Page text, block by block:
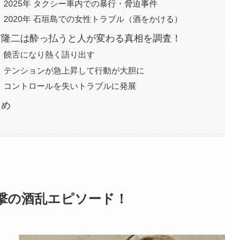
2025年 タクシー車内での暴行・脅迫事件
2020年 石垣島での女性トラブル（酒をかける）
二は酔っ払うと人が変わる真相を調査！
饒舌になり熱く語り出す
テンションが急上昇して行動が大胆に
コントロールを失いトラブルに発展
の酒乱エピソード！